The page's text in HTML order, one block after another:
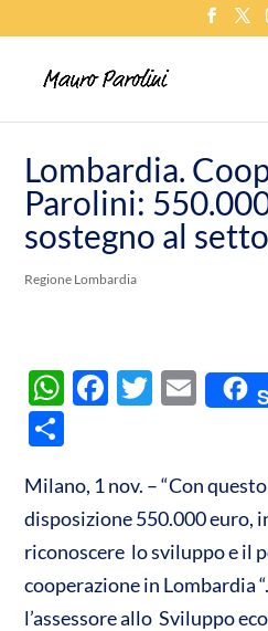
Lombardia.
Parolini:
sostegno al
Regione Lombardia
W
s
A
p
p
F
b
o
o
k
T
er
E
n
di
vi
di
Milano, 1 nov. – “Con
disposizione 550.000 euro,
riconoscere lo sviluppo e il
cooperazione in Lombardia
l’assessore allo Sviluppo